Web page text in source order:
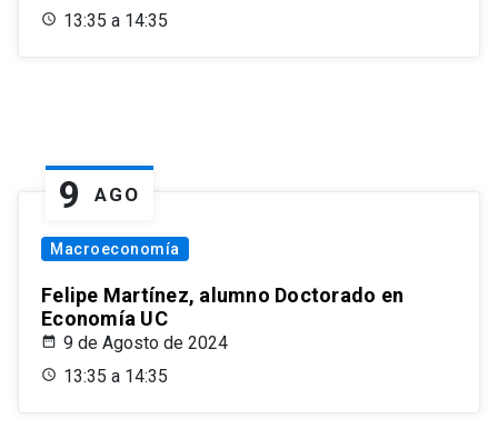
13:35 a 14:35
9 AGO
Macroeconomía
Felipe Martínez, alumno Doctorado en
Economía UC
9 de Agosto de 2024
13:35 a 14:35